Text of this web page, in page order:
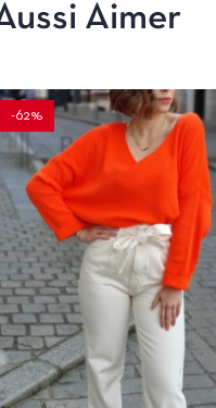
Aimer
-62%
APERÇU CHOIX